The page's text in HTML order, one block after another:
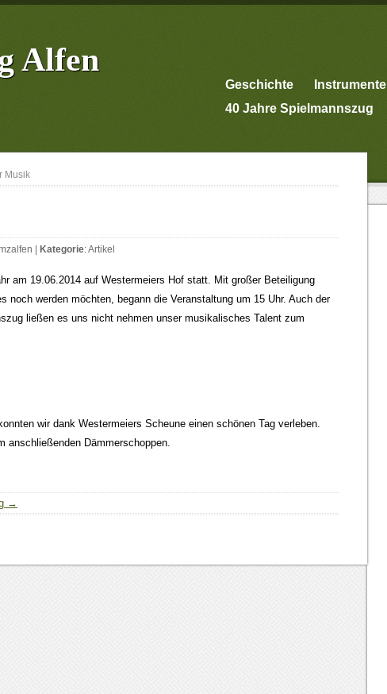
Alfen
Geschichte Instrumente
40 Jahre Spielmannszug
Musik
Kategorie:Artikel
am 19.06.2014 auf Westermeiers Hof statt. Mit großer Beteiligung
noch werden möchten, begann die Veranstaltung um 15 Uhr. Auch der
ließen es uns nicht nehmen unser musikalisches Talent zum
wir dank Westermeiers Scheune einen schönen Tag verleben.
anschließenden Dämmerschoppen.
→